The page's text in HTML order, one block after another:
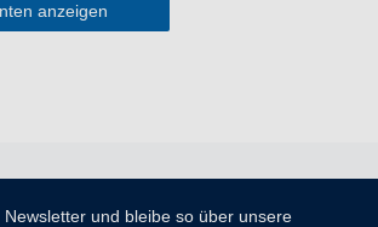
anzeigen
und bleibe so über unsere